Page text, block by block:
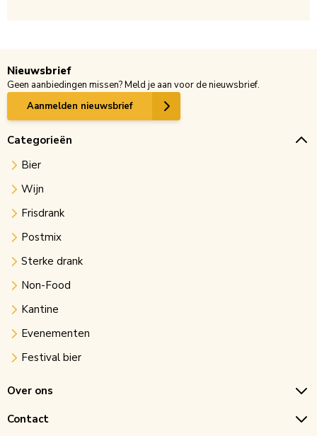
Nieuwsbrief
Geen aanbiedingen missen? Meld je aan voor de nieuwsbrief.
Aanmelden nieuwsbrief
Categorieën
Bier
Wijn
Frisdrank
Postmix
Sterke drank
Non-Food
Kantine
Evenementen
Festival bier
Over ons
Contact